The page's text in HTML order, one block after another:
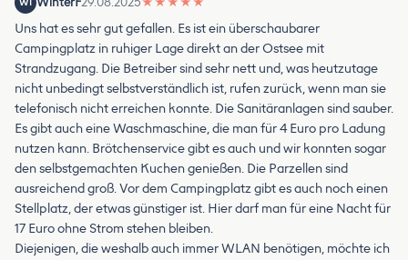
WI
Uns hat es sehr gut gefallen. Es ist ein überschaubarer
Campingplatz in ruhiger Lage direkt an der Ostsee mit
Strandzugang. Die Betreiber sind sehr nett und, was heutzutage
nicht unbedingt selbstverständlich ist, rufen zurück, wenn man sie
telefonisch nicht erreichen konnte. Die Sanitäranlagen sind sauber.
Es gibt auch eine Waschmaschine, die man für 4 Euro pro Ladung
nutzen kann. Brötchenservice gibt es auch und wir konnten sogar
den selbstgemachten Kuchen genießen. Die Parzellen sind
ausreichend groß. Vor dem Campingplatz gibt es auch noch einen
Stellplatz, der etwas günstiger ist. Hier darf man für eine Nacht für
17 Euro ohne Strom stehen bleiben.
Diejenigen, die weshalb auch immer WLAN benötigen, möchte ich